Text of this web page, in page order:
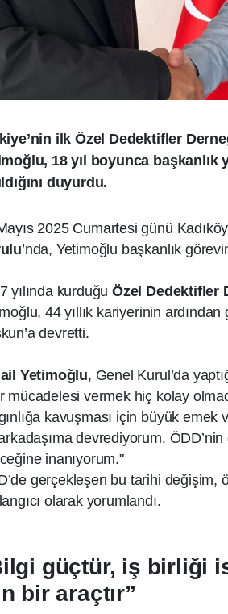
ilk Özel Dedektifler
18 yıl boyunca başkanlık
duyurdu.
2025 Cumartesi günü
’nda, Yetimoğlu başkanlık
yılında kurduğuÖzel Dedektifler
44 yıllık kariyerinin ardından
devretti.
Yetimoğlu, Genel Kurul’da
mücadelesi vermek hiç kolay
kavuşması için büyük emek
devrediyorum.
inanıyorum."
gerçekleşen bu tarihi
olarak yorumlandı.
güçtür, iş birliği
bir araçtır”